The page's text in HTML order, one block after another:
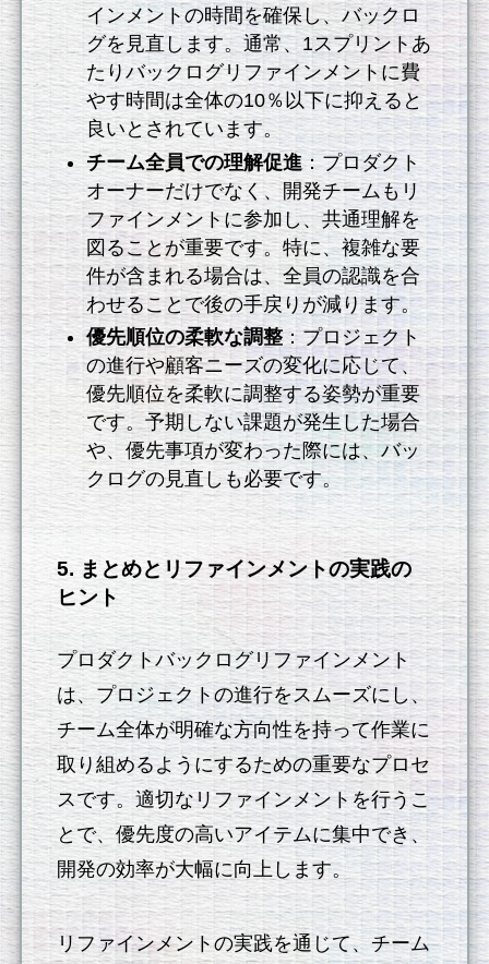
インメントの時間を確保し、バックロ
グを見直します。通常、1スプリントあ
たりバックログリファインメントに費
やす時間は全体の10％以下に抑えると
良いとされています。
チーム全員での理解促進：プロダクト
オーナーだけでなく、開発チームもリ
ファインメントに参加し、共通理解を
図ることが重要です。特に、複雑な要
件が含まれる場合は、全員の認識を合
わせることで後の手戻りが減ります。
優先順位の柔軟な調整：プロジェクト
の進行や顧客ニーズの変化に応じて、
優先順位を柔軟に調整する姿勢が重要
です。予期しない課題が発生した場合
や、優先事項が変わった際には、バッ
クログの見直しも必要です。
5. まとめとリファインメントの実践の
ヒント
プロダクトバックログリファインメント
は、プロジェクトの進行をスムーズにし、
チーム全体が明確な方向性を持って作業に
取り組めるようにするための重要なプロセ
スです。適切なリファインメントを行うこ
とで、優先度の高いアイテムに集中でき、
開発の効率が大幅に向上します。
リファインメントの実践を通じて、チーム